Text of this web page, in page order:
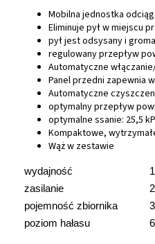
Mobilna jednostka
Eliminuje pył w miejscu
pył jest odsysany i
regulowany przepływ
Automatyczne
Panel przedni zapewnia
Automatyczne
optymalny przepływ
optymalne ssanie: 25,5
Kompaktowe,
Wąż w zestawie
wydajność
zasilanie
pojemność zbiornika
poziom hałasu